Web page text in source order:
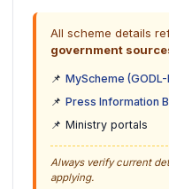
All scheme details
government
📌 MyScheme (GODL-
📌 Press Information
📌 Ministry portals
Always verify current
applying.